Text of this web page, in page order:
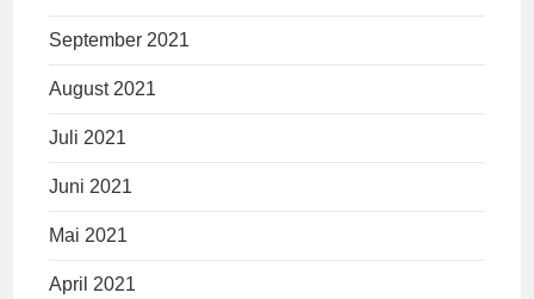
September 2021
August 2021
Juli 2021
Juni 2021
Mai 2021
April 2021